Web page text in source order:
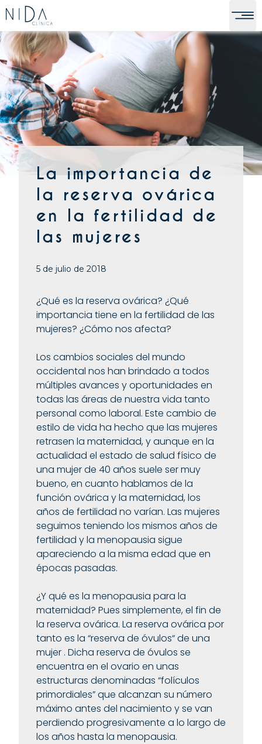
La importancia de
la reserva ovárica
en la fertilidad de
las mujeres
5 de julio de 2018
¿Qué es la reserva ovárica? ¿Qué
importancia tiene en la fertilidad de las
mujeres? ¿Cómo nos afecta?
Los cambios sociales del mundo
occidental nos han brindado a todos
múltiples avances y oportunidades en
todas las áreas de nuestra vida tanto
personal como laboral. Este cambio de
estilo de vida ha hecho que las mujeres
retrasen la maternidad, y aunque en la
actualidad el estado de salud físico de
una mujer de 40 años suele ser muy
bueno, en cuanto hablamos de la
función ovárica y la maternidad, los
años de fertilidad no varían. Las mujeres
seguimos teniendo los mismos años de
fertilidad y la menopausia sigue
apareciendo a la misma edad que en
épocas pasadas.
¿Y qué es la menopausia para la
maternidad? Pues simplemente, el fin de
la reserva ovárica. La reserva ovárica por
tanto es la “reserva de óvulos“ de una
mujer . Dicha reserva de óvulos se
encuentra en el ovario en unas
estructuras denominadas “folículos
primordiales” que alcanzan su número
máximo antes del nacimiento y se van
perdiendo progresivamente a lo largo de
los años hasta la menopausia.